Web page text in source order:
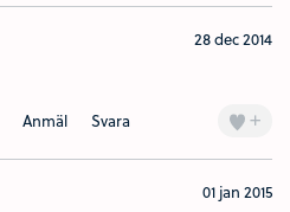
28 dec 2014
Anmäl Svara +
01 jan 2015